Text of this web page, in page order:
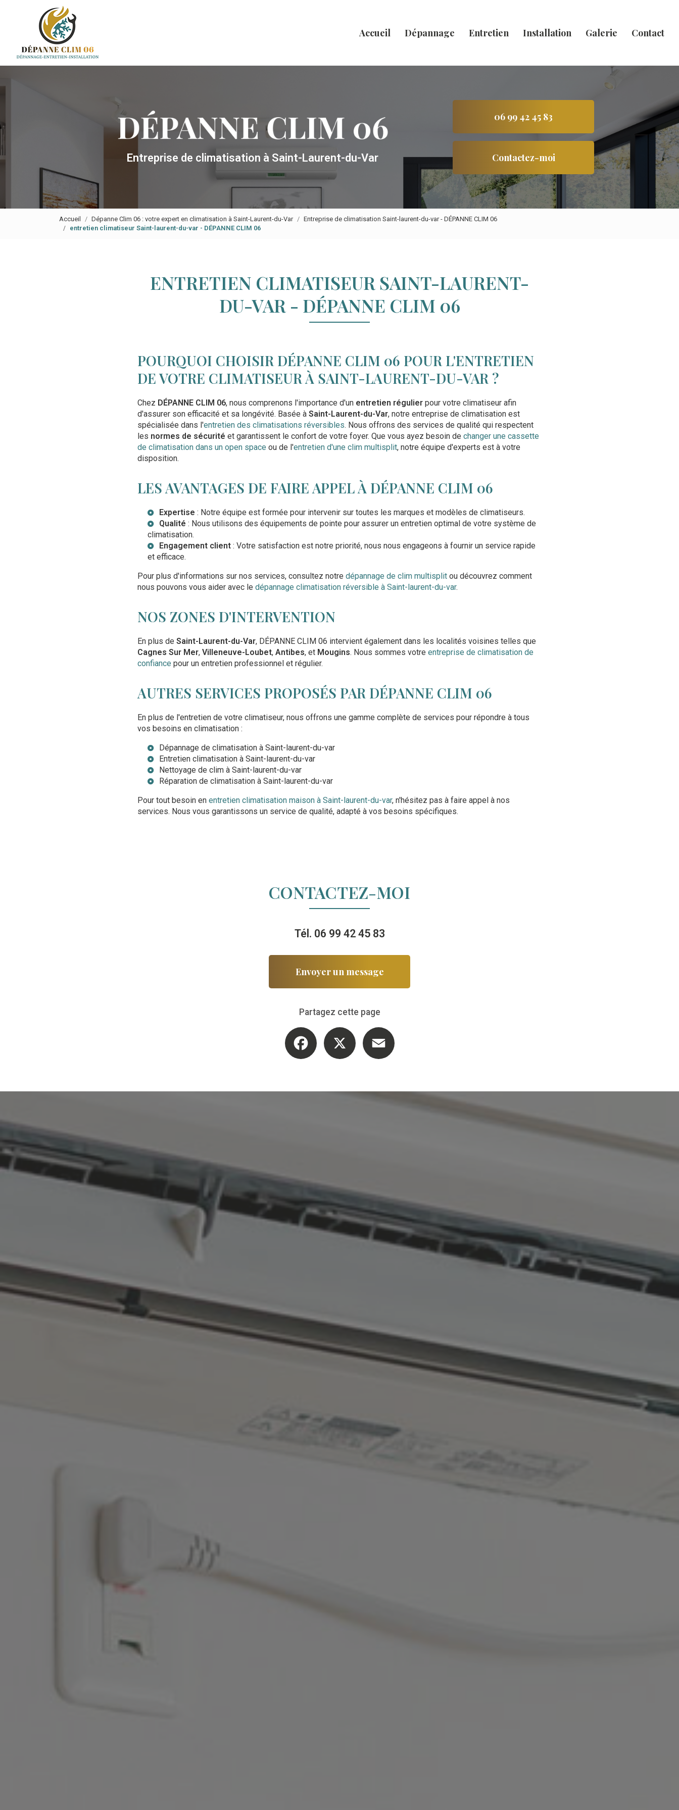
Accueil Dépannage Entretien Installation Galerie Contact
Entreprise de climatisation à Saint-Laurent-du-Var
06 99 42 45 83
Contactez-moi
Accueil Dépanne Clim 06 : votre expert en climatisation à Saint-Laurent-du-Var
Entreprise de climatisation Saint-laurent-du-var - DÉPANNE CLIM 06
entretien climatiseur Saint-laurent-du-var - DÉPANNE CLIM 06
ENTRETIEN CLIMATISEUR SAINT-LAURENT-
DU-VAR - DÉPANNE CLIM 06
POURQUOI CHOISIR DÉPANNE CLIM 06 POUR L'ENTRETIEN
DE VOTRE CLIMATISEUR À SAINT-LAURENT-DU-VAR ?
Chez DÉPANNE CLIM 06, nous comprenons l'importance d'un entretien régulier pour votre climatiseur afin
d'assurer son efficacité et sa longévité. Basée à Saint-Laurent-du-Var, notre entreprise de climatisation est
spécialisée dans l'entretien des climatisations réversibles. Nous offrons des services de qualité qui respectent
les normes de sécurité et garantissent le confort de votre foyer. Que vous ayez besoin de changer une cassette
de climatisation dans un open space ou de l'entretien d'une clim multisplit, notre équipe d'experts est à votre
disposition.
LES AVANTAGES DE FAIRE APPEL À DÉPANNE CLIM 06
Expertise : Notre équipe est formée pour intervenir sur toutes les marques et modèles de climatiseurs.
Qualité : Nous utilisons des équipements de pointe pour assurer un entretien optimal de votre système de
climatisation.
Engagement client : Votre satisfaction est notre priorité, nous nous engageons à fournir un service rapide
et efficace.
Pour plus d'informations sur nos services, consultez notre dépannage de clim multisplit ou découvrez comment
nous pouvons vous aider avec le dépannage climatisation réversible à Saint-laurent-du-var.
NOS ZONES D'INTERVENTION
En plus de Saint-Laurent-du-Var, DÉPANNE CLIM 06 intervient également dans les localités voisines telles que
Cagnes Sur Mer, Villeneuve-Loubet, Antibes, et Mougins. Nous sommes votre entreprise de climatisation de
confiance pour un entretien professionnel et régulier.
AUTRES SERVICES PROPOSÉS PAR DÉPANNE CLIM 06
En plus de l'entretien de votre climatiseur, nous offrons une gamme complète de services pour répondre à tous
vos besoins en climatisation :
Dépannage de climatisation à Saint-laurent-du-var
Entretien climatisation à Saint-laurent-du-var
Nettoyage de clim à Saint-laurent-du-var
Réparation de climatisation à Saint-laurent-du-var
Pour tout besoin en entretien climatisation maison à Saint-laurent-du-var, n'hésitez pas à faire appel à nos
services. Nous vous garantissons un service de qualité, adapté à vos besoins spécifiques.
CONTACTEZ-MOI
Tél. 06 99 42 45 83
Envoyer un message
Partagez cette page
Facebook